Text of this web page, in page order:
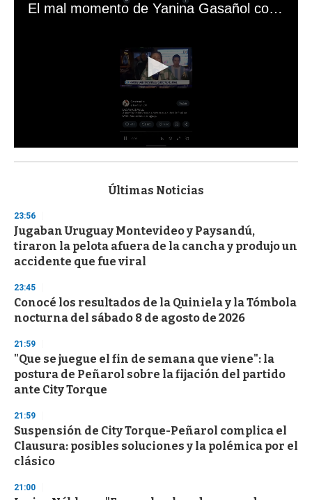
El mal momento de Yanina Gasañol con un hincha argentino en "Subrayado"
s
d
s
o
f
3
s
e
c
o
d
s
Últimas Noticias
23:56
Jugaban Uruguay Montevideo y Paysandú,
tiraron la pelota afuera de la cancha y produjo un
accidente que fue viral
23:45
Conocé los resultados de la Quiniela y la Tómbola
nocturna del sábado 8 de agosto de 2026
21:59
"Que se juegue el fin de semana que viene": la
postura de Peñarol sobre la fijación del partido
ante City Torque
21:59
Suspensión de City Torque-Peñarol complica el
Clausura: posibles soluciones y la polémica por el
clásico
21:00